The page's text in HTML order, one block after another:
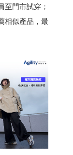
至門市試穿；
相似產品，最